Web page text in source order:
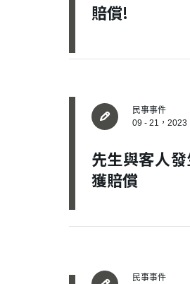
賠償!
民事事件
09 - 21，2023
先生與客人
獲賠償
民事事件